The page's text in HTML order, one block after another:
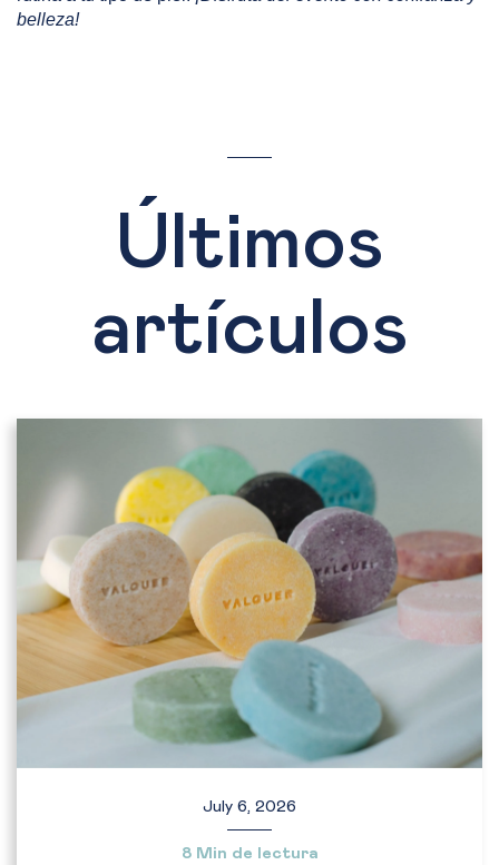
belleza!
Últimos
artículos
July 6, 2026
8 Min de lectura